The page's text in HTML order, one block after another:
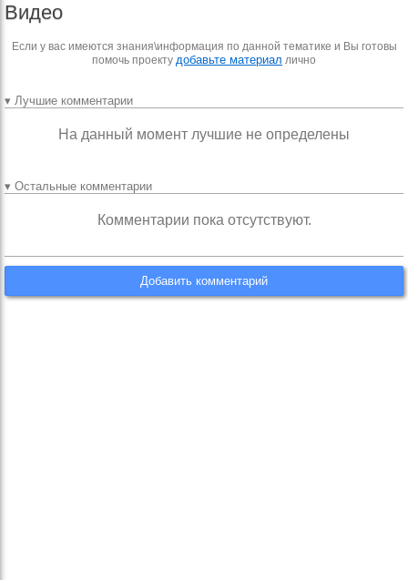
Видео
Если у вас имеются знания\информация по данной тематике и Вы готовы
помочь проекту добавьте материал лично
▾ Лучшие комментарии
На данный момент лучшие не определены
▾ Остальные комментарии
Комментарии пока отсутствуют.
Добавить комментарий